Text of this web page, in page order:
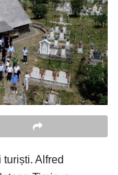
Alfred